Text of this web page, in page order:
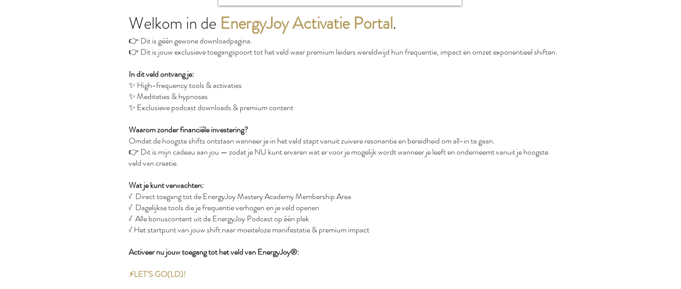
Welkom in de EnergyJoy Activatie Portal.
👉 Dit is géén gewone downloadpagina.
👉 Dit is jouw exclusieve toegangspoort tot het veld waar premium leiders wereldwijd hun frequentie, impact en omzet exponentieel shiften.
In dit veld ontvang je:
✨ High-frequency tools & activaties
✨ Meditaties & hypnoses
✨ Exclusieve podcast downloads & premium content
Waarom zonder financiële investering?
Omdat de hoogste shifts ontstaan wanneer je in het veld stapt vanuit zuivere resonantie en bereidheid om all-in te gaan.
👉 Dit is mijn cadeau aan jou — zodat je NU kunt ervaren wat er voor je mogelijk wordt wanneer je leeft en onderneemt vanuit je hoogste
veld van creatie.
Wat je kunt verwachten:
√ Direct toegang tot de EnergyJoy Mastery Academy Membership Area
√ Dagelijkse tools die je frequentie verhogen en je veld openen
√ Alle bonuscontent uit de EnergyJoy Podcast op één plek
√ Het startpunt van jouw shift naar moeiteloze manifestatie & premium impact
Activeer nu jouw toegang tot het veld van EnergyJoy®:
⚡️LET’S GO(LD)!